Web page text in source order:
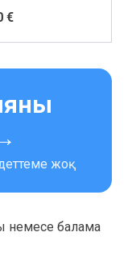
€
жоқ
немесе балама